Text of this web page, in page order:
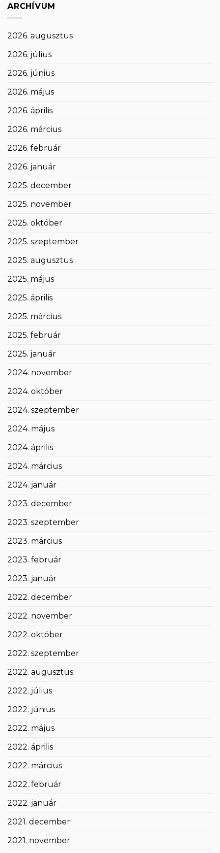
ARCHÍVUM
2026. augusztus
2026. július
2026. június
2026. május
2026. április
2026. március
2026. február
2026. január
2025. december
2025. november
2025. október
2025. szeptember
2025. augusztus
2025. május
2025. április
2025. március
2025. február
2025. január
2024. november
2024. október
2024. szeptember
2024. május
2024. április
2024. március
2024. január
2023. december
2023. szeptember
2023. március
2023. február
2023. január
2022. december
2022. november
2022. október
2022. szeptember
2022. augusztus
2022. július
2022. június
2022. május
2022. április
2022. március
2022. február
2022. január
2021. december
2021. november